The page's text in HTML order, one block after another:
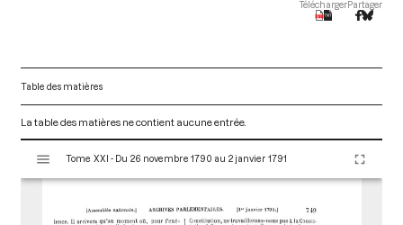
TéléchargerPartager
Table des matières
La table des matières ne contient aucune entrée.
s
Tome XXI - Du 26 novembre 1790 au 2 janvier 1791